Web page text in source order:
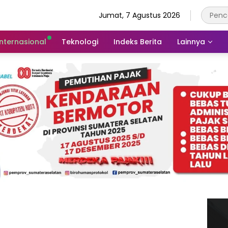
Jumat, 7 Agustus 2026
Teknologi Indeks Berita Lainnya